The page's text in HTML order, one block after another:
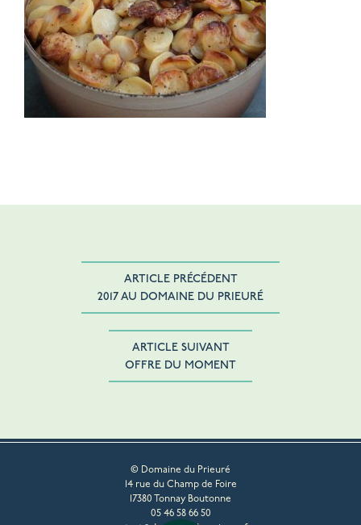
ARTICLE PRÉCÉDENT
2017 AU DOMAINE DU PRIEURÉ
ARTICLE SUIVANT
OFFRE DU MOMENT
© Domaine du Prieuré
14 rue du Champ de Foire
17380 Tonnay Boutonne
05 46 58 66 50